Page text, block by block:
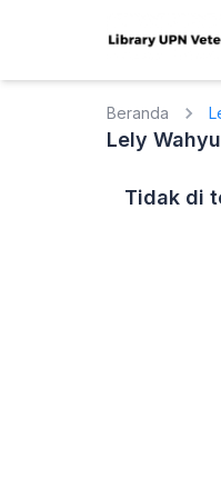
Beranda
Lely
Tidak di